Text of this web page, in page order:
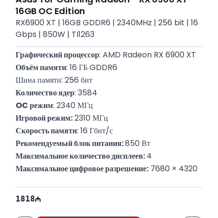
16GB OC Edition
RX6900 XT | 16GB GDDR6 | 2340MHz | 256 bit | 16
Gbps | 850W | TI1263
Графический процессор: AMD Radeon RX 6900 XT
Объём памяти: 16 ГБ GDDR6
Шина памяти: 256 бит
Количество ядер: 3584
OC режим: 2340 МГц
Игровой режим: 2310 МГц
Скорость памяти: 16 Гбит/с
Рекомендуемый блок питания: 850 Вт
Максимальное количество дисплеев: 4
Максимальное цифровое разрешение: 7680 × 4320
Гарантия
1818